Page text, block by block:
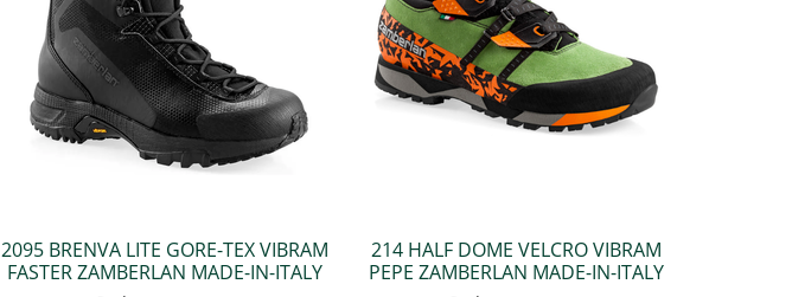
2095 BRENVA LITE GORE-TEX VIBRAM
FASTER ZAMBERLAN MADE-IN-ITALY
214 HALF DOME VELCRO VIBRAM
PEPE ZAMBERLAN MADE-IN-ITALY